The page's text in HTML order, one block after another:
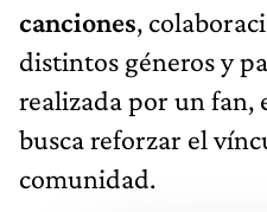
canciones,
distintos géneros y
realizada por un fan,
busca reforzar el
comunidad.